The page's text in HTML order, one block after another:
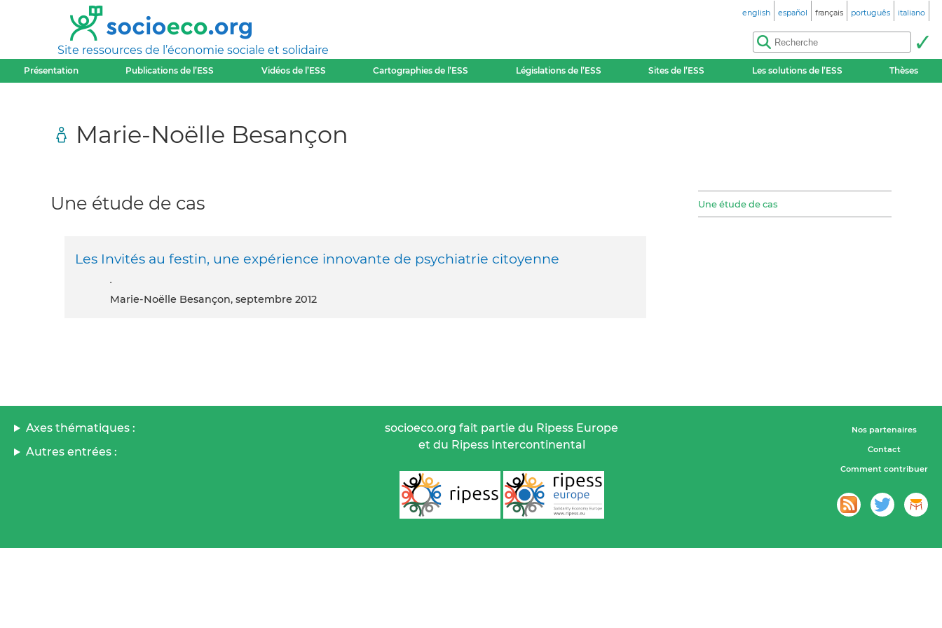
Site ressources de l’économie sociale et solidaire
english español français português italiano
Présentation Publications de l’ESS Vidéos de l’ESS Cartographies de l’ESS Législations de l’ESS Sites de l’ESS Les solutions de l’ESS Thèses
Marie-Noëlle Besançon
Une étude de cas
Une étude de cas
Les Invités au festin, une expérience innovante de psychiatrie citoyenne
.
Marie-Noëlle Besançon, septembre 2012
Axes thématiques :
Autres entrées :
socioeco.org fait partie du Ripess Europe
et du Ripess Intercontinental
Nos partenaires
Contact
Comment contribuer